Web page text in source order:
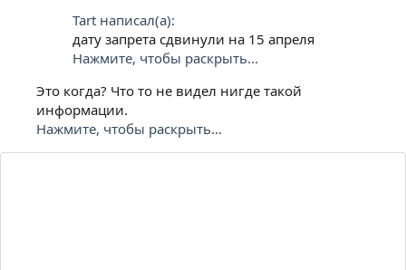
Tart написал(а):
дату запрета сдвинули на 15 апреля
Нажмите, чтобы раскрыть...
Это когда? Что то не видел нигде такой
информации.
Нажмите, чтобы раскрыть...